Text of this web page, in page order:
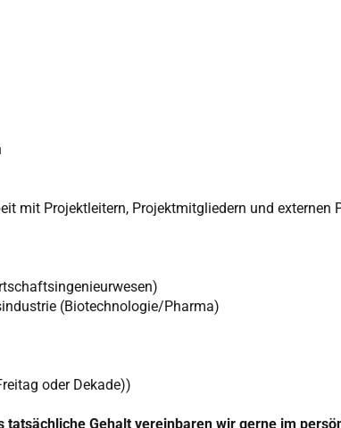
mit Projektleitern, Projektmitgliedern und externen
(Biotechnologie/Pharma)
oder Dekade))
Gehalt vereinbaren wir gerne im